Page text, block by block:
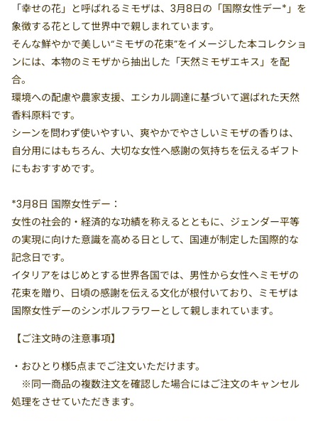
「幸せの花」と呼ばれるミモザは、3月8日の「国際女性デー*」を
象徴する花として世界中で親しまれています。
そんな鮮やかで美しい“ミモザの花束”をイメージした本コレクショ
ンには、本物のミモザから抽出した「天然ミモザエキス」を配
合。
環境への配慮や農家支援、エシカル調達に基づいて選ばれた天然
香料原料です。
シーンを問わず使いやすい、爽やかでやさしいミモザの香りは、
自分用にはもちろん、大切な女性へ感謝の気持ちを伝えるギフト
にもおすすめです。
*3月8日 国際女性デー：
女性の社会的・経済的な功績を称えるとともに、ジェンダー平等
の実現に向けた意識を高める日として、国連が制定した国際的な
記念日です。
イタリアをはじめとする世界各国では、男性から女性へミモザの
花束を贈り、日頃の感謝を伝える文化が根付いており、ミモザは
国際女性デーのシンボルフラワーとして親しまれています。
【ご注文時の注意事項】
・ おひとり様5点までご注文いただけます。
※同一商品の複数注文を確認した場合にはご注文のキャンセル
処理をさせていただきます。